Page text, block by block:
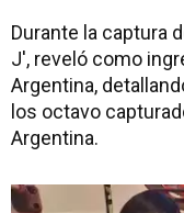
Durante la captura
J', reveló como
Argentina,
los octavo
Argentina.